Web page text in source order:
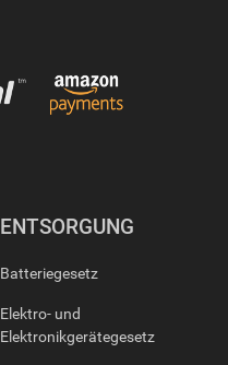
ENTSORGUNG
Batteriegesetz
Elektro- und
Elektronikgerätegesetz